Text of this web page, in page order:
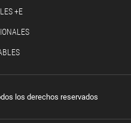
+E
los derechos reservados